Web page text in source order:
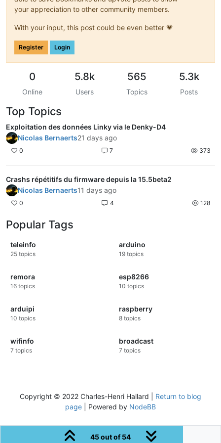
your appreciation to other community members.
With your input, this post could be even better 💗
Register Login
45 out of 54
0
Online
5.8k
Users
565
Topics
5.3k
Posts
Top Topics
Exploitation des données Linky via le Denky-D4
Nicolas Bernaerts21 days ago
0 7 373
Crashs répétitifs du firmware depuis la 15.5beta2
Nicolas Bernaerts11 days ago
0 4 128
Popular Tags
teleinfo
25 topics
arduino
19 topics
remora
16 topics
esp8266
10 topics
arduipi
10 topics
raspberry
8 topics
wifinfo
7 topics
broadcast
7 topics
Copyright © 2022 Charles-Henri Hallard | Return to blog
page | Powered by NodeBB